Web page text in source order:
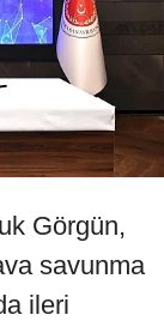
Görgün,
savunma
ileri